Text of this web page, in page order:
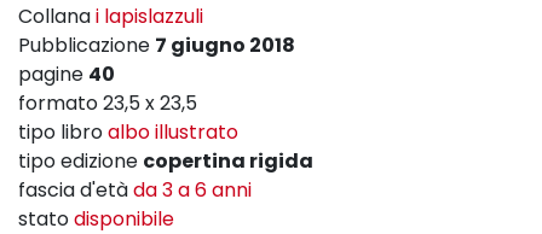
Collanai lapislazzuli
Pubblicazione 7 giugno 2018
pagine 40
formato 23,5 x 23,5
tipo libroalbo illustrato
tipo edizione copertina rigida
fascia d'etàda 3 a 6 anni
statodisponibile